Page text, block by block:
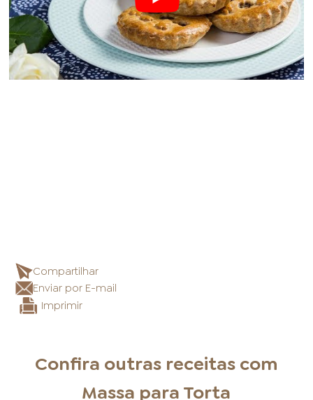
Compartilhar
Enviar por E-mail
Imprimir
Confira outras receitas com
Massa para Torta